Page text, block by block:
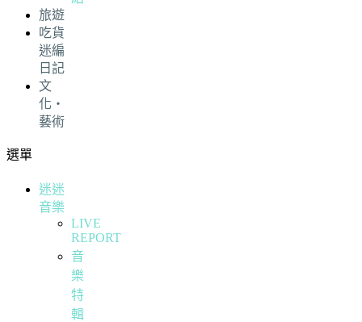
旅遊
吃貨
迷編
日記
文
化・
藝術
選單
迷迷
音樂
LIVE
REPORT
音
樂
特
輯